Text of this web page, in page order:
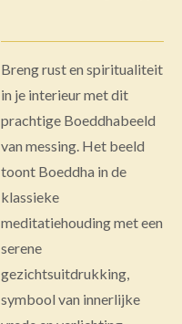
Breng rust en spiritualiteit
in je interieur met dit
prachtige Boeddhabeeld
van messing. Het beeld
toont Boeddha in de
klassieke
meditatiehouding met een
serene
gezichtsuitdrukking,
symbool van innerlijke